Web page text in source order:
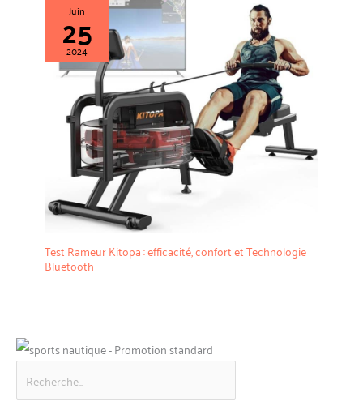
Juin
25
2024
Test Rameur Kitopa : efficacité, confort et Technologie
Bluetooth